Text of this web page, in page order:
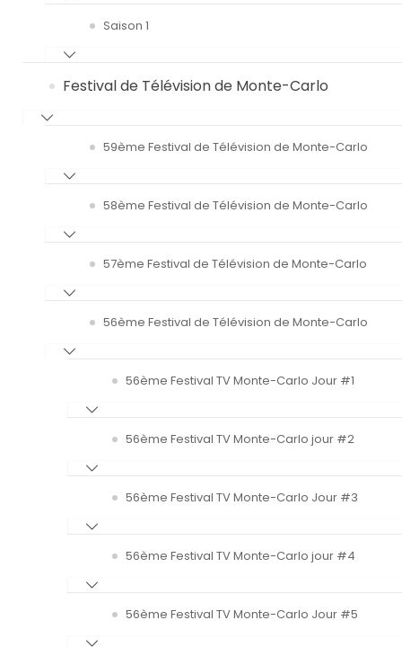
Saison 1
Festival de Télévision de Monte-Carlo
59ème Festival de Télévision de Monte-Carlo
58ème Festival de Télévision de Monte-Carlo
57ème Festival de Télévision de Monte-Carlo
56ème Festival de Télévision de Monte-Carlo
56ème Festival TV Monte-Carlo Jour #1
56ème Festival TV Monte-Carlo jour #2
56ème Festival TV Monte-Carlo Jour #3
56ème Festival TV Monte-Carlo jour #4
56ème Festival TV Monte-Carlo Jour #5